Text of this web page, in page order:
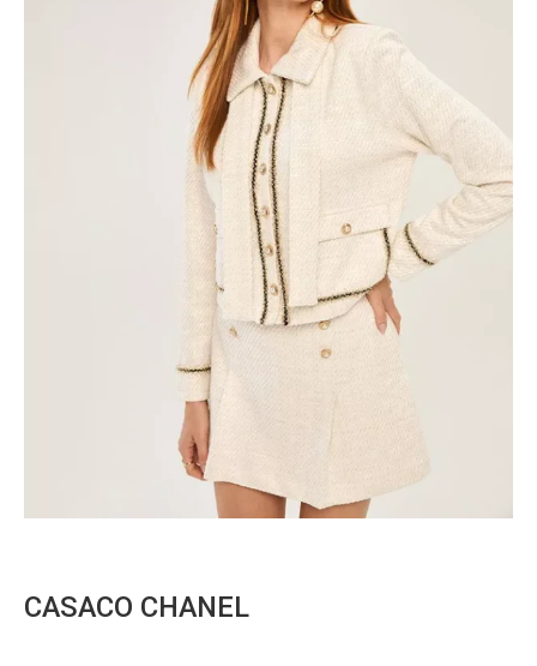
CASACO CHANEL